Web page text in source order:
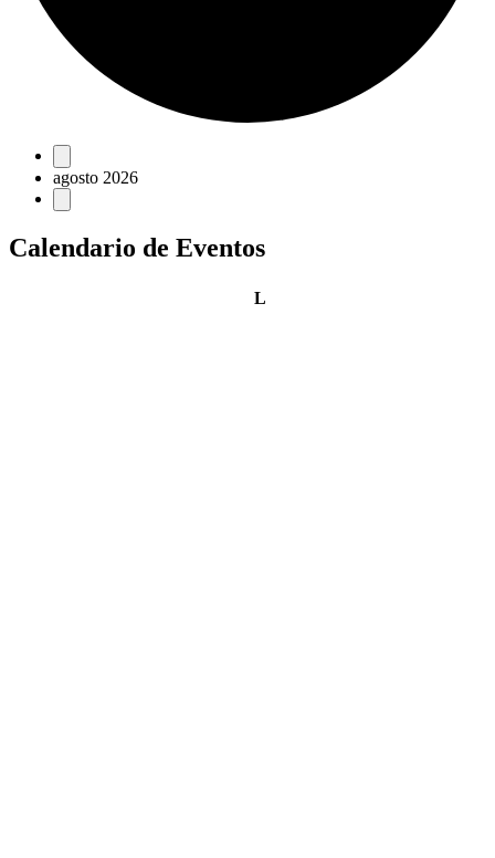
Eventos
agosto 2026
Calendario de Eventos
Llunes